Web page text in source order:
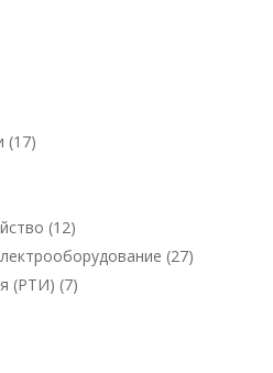
(17)
(12)
(27)
(РТИ) (7)